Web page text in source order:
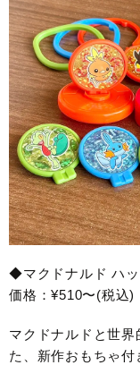
◆マクドナルド ハッ
価格：¥510〜(税込)
マクドナルドと世
た、新作おもちゃ